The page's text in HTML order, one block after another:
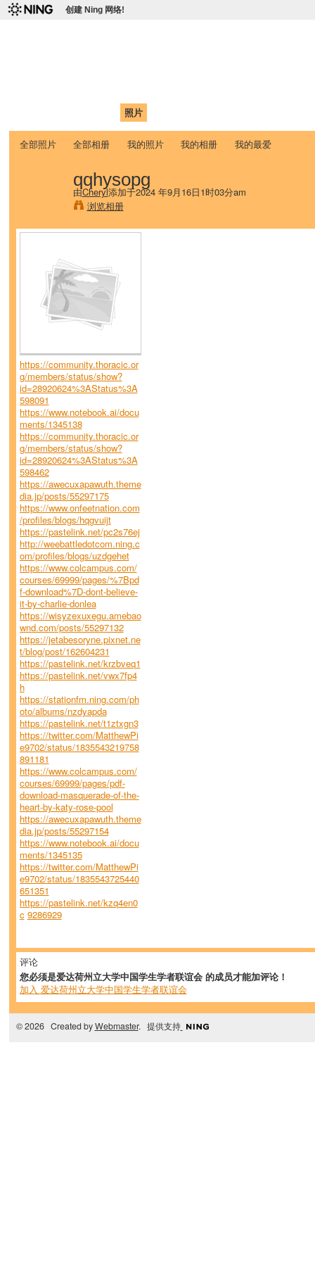
创建 Ning 网络!
照片
全部照片 全部相册 我的照片 我的相册 我的最爱
qqhysopg
由Cheryl添加于2024 年9月16日1时03分am
浏览相册
https://community.thoracic.or
g/members/status/show?
id=28920624%3AStatus%3A
598091
https://www.notebook.ai/docu
ments/1345138
https://community.thoracic.or
g/members/status/show?
id=28920624%3AStatus%3A
598462
https://awecuxapawuth.theme
dia.jp/posts/55297175
https://www.onfeetnation.com
/profiles/blogs/hqgvuijt
https://pastelink.net/pc2s76ej
http://weebattledotcom.ning.c
om/profiles/blogs/uzdgehet
https://www.colcampus.com/
courses/69999/pages/%7Bpd
f-download%7D-dont-believe-
it-by-charlie-donlea
https://wisyzexuxegu.amebao
wnd.com/posts/55297132
https://jetabesoryne.pixnet.ne
t/blog/post/162604231
https://pastelink.net/krzbveq1
https://pastelink.net/vwx7fp4
h
https://stationfm.ning.com/ph
oto/albums/nzdyapda
https://pastelink.net/t1ztxgn3
https://twitter.com/MatthewPi
e9702/status/1835543219758
891181
https://www.colcampus.com/
courses/69999/pages/pdf-
download-masquerade-of-the-
heart-by-katy-rose-pool
https://awecuxapawuth.theme
dia.jp/posts/55297154
https://www.notebook.ai/docu
ments/1345135
https://twitter.com/MatthewPi
e9702/status/1835543725440
651351
https://pastelink.net/kzq4en0
c 9286929
评论
您必须是爱达荷州立大学中国学生学者联谊会 的成员才能加评论！
加入 爱达荷州立大学中国学生学者联谊会
© 2026 Created byWebmaster. 提供支持